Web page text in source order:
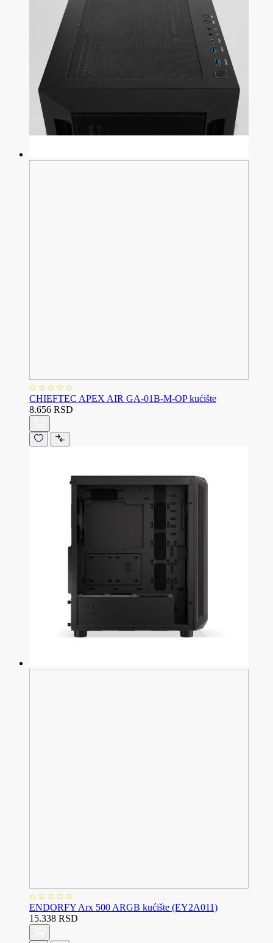
CHIEFTEC APEX AIR GA-01B-M-OP kućište
8.656 RSD
ENDORFY Arx 500 ARGB kućište (EY2A011)
15.338 RSD